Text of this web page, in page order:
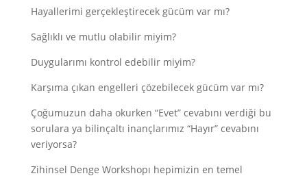
Hayallerimi gerçekleştirecek gücüm var mı?
Sağlıklı ve mutlu olabilir miyim?
Duygularımı kontrol edebilir miyim?
Karşıma çıkan engelleri çözebilecek gücüm var mı?
Çoğumuzun daha okurken “Evet” cevabını verdiği bu
sorulara ya bilinçaltı inançlarımız “Hayır” cevabını
veriyorsa?
Zihinsel Denge Workshopı hepimizin en temel